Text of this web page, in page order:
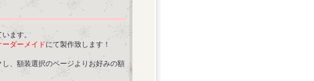
ます。
ーダーメイドにて製作致します！
し、額装選択のページよりお好みの額